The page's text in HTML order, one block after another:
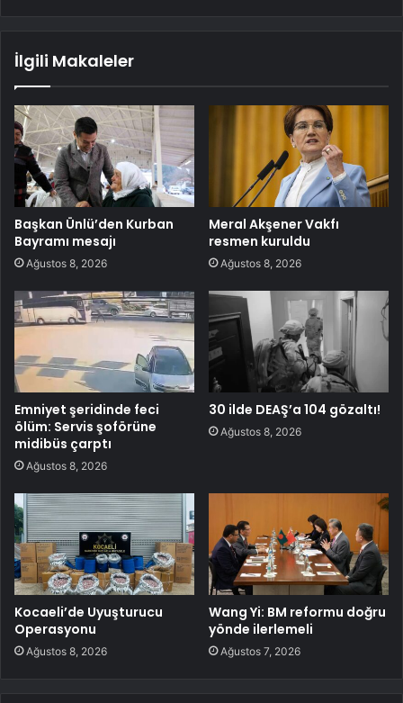
İlgili Makaleler
Başkan Ünlü’den Kurban
Bayramı mesajı
Ağustos 8, 2026
Meral Akşener Vakfı
resmen kuruldu
Ağustos 8, 2026
Emniyet şeridinde feci
ölüm: Servis şoförüne
midibüs çarptı
Ağustos 8, 2026
30 ilde DEAŞ’a 104 gözaltı!
Ağustos 8, 2026
Kocaeli’de Uyuşturucu
Operasyonu
Ağustos 8, 2026
Wang Yi: BM reformu doğru
yönde ilerlemeli
Ağustos 7, 2026